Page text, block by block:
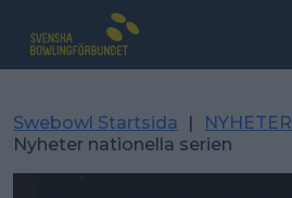
Swebowl Startsida | NYHETER
Nyheter nationella serien